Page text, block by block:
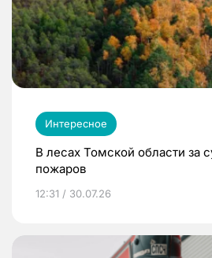
Интересное
В лесах Томской области за
пожаров
12:31 / 30.07.26